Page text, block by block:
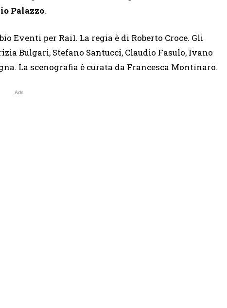
Palazzo.
Eventi per Rai1. La regia è di Roberto Croce. Gli
Bulgari, Stefano Santucci, Claudio Fasulo, Ivano
La scenografia è curata da Francesca Montinaro.
Ads